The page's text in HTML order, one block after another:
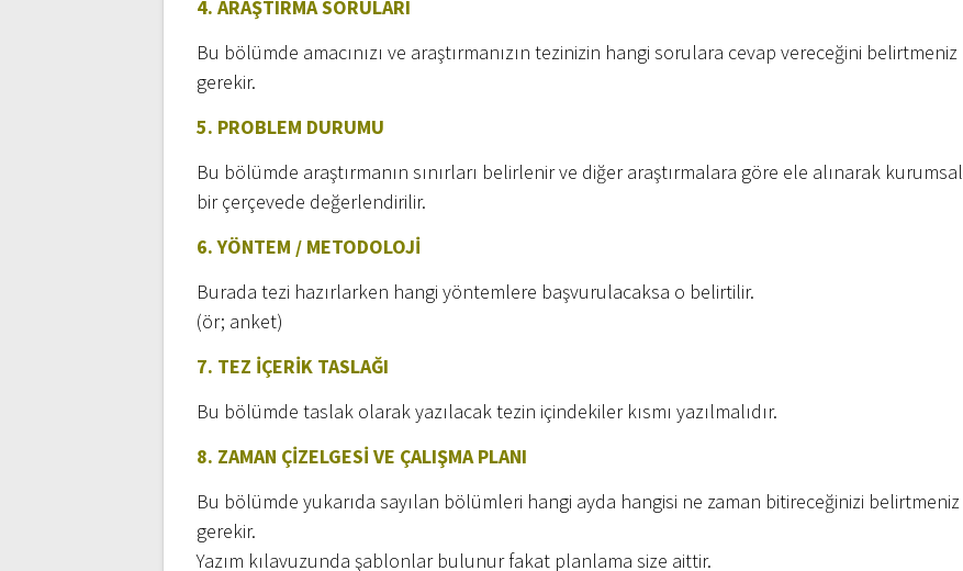
4. ARAŞTIRMA SORULARI
Bu bölümde amacınızı ve araştırmanızın tezinizin hangi sorulara cevap vereceğini belirtmeniz
gerekir.
5. PROBLEM DURUMU
Bu bölümde araştırmanın sınırları belirlenir ve diğer araştırmalara göre ele alınarak kurumsal
bir çerçevede değerlendirilir.
6. YÖNTEM / METODOLOJİ
Burada tezi hazırlarken hangi yöntemlere başvurulacaksa o belirtilir.
(ör; anket)
7. TEZ İÇERİK TASLAĞI
Bu bölümde taslak olarak yazılacak tezin içindekiler kısmı yazılmalıdır.
8. ZAMAN ÇİZELGESİ VE ÇALIŞMA PLANI
Bu bölümde yukarıda sayılan bölümleri hangi ayda hangisi ne zaman bitireceğinizi belirtmeniz
gerekir.
Yazım kılavuzunda şablonlar bulunur fakat planlama size aittir.